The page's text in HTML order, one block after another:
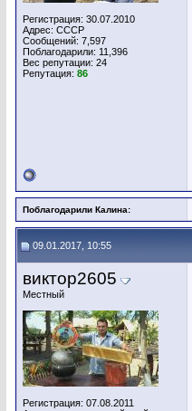
Регистрация: 30.07.2010
Адрес: СССР
Сообщений: 7,597
Поблагодарили: 11,396
Вес репутации: 24
Репутация: 86
Поблагодарили Калина:
09.01.2017, 10:55
виктор2605
Местный
Регистрация: 07.08.2011